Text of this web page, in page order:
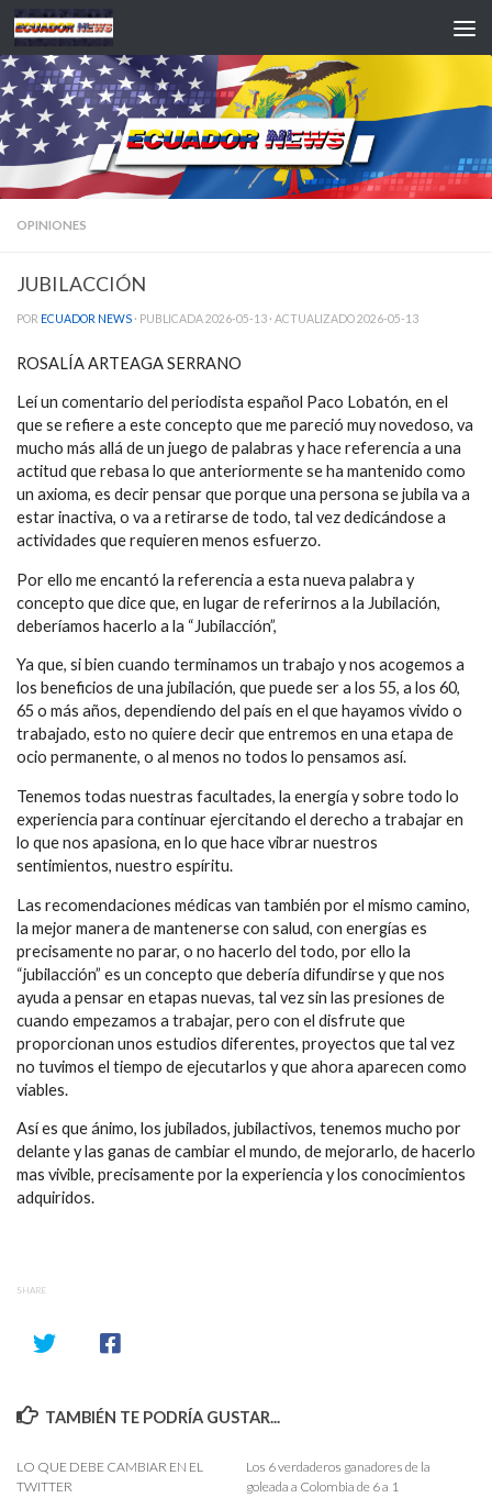
Saltar al contenido
OPINIONES
JUBILACCIÓN
POR ECUADOR NEWS · PUBLICADA2026-05-13 · ACTUALIZADO2026-05-13
ROSALÍA ARTEAGA SERRANO
Leí un comentario del periodista español Paco Lobatón, en el
que se refiere a este concepto que me pareció muy novedoso, va
mucho más allá de un juego de palabras y hace referencia a una
actitud que rebasa lo que anteriormente se ha mantenido como
un axioma, es decir pensar que porque una persona se jubila va a
estar inactiva, o va a retirarse de todo, tal vez dedicándose a
actividades que requieren menos esfuerzo.
Por ello me encantó la referencia a esta nueva palabra y
concepto que dice que, en lugar de referirnos a la Jubilación,
deberíamos hacerlo a la “Jubilacción”,
Ya que, si bien cuando terminamos un trabajo y nos acogemos a
los beneficios de una jubilación, que puede ser a los 55, a los 60,
65 o más años, dependiendo del país en el que hayamos vivido o
trabajado, esto no quiere decir que entremos en una etapa de
ocio permanente, o al menos no todos lo pensamos así.
Tenemos todas nuestras facultades, la energía y sobre todo lo
experiencia para continuar ejercitando el derecho a trabajar en
lo que nos apasiona, en lo que hace vibrar nuestros
sentimientos, nuestro espíritu.
Las recomendaciones médicas van también por el mismo camino,
la mejor manera de mantenerse con salud, con energías es
precisamente no parar, o no hacerlo del todo, por ello la
“jubilacción” es un concepto que debería difundirse y que nos
ayuda a pensar en etapas nuevas, tal vez sin las presiones de
cuando empezamos a trabajar, pero con el disfrute que
proporcionan unos estudios diferentes, proyectos que tal vez
no tuvimos el tiempo de ejecutarlos y que ahora aparecen como
viables.
Así es que ánimo, los jubilados, jubilactivos, tenemos mucho por
delante y las ganas de cambiar el mundo, de mejorarlo, de hacerlo
mas vivible, precisamente por la experiencia y los conocimientos
adquiridos.
SHARE
TAMBIÉN TE PODRÍA GUSTAR...
LO QUE DEBE CAMBIAR EN EL
TWITTER
Los 6 verdaderos ganadores de la
goleada a Colombia de 6 a 1